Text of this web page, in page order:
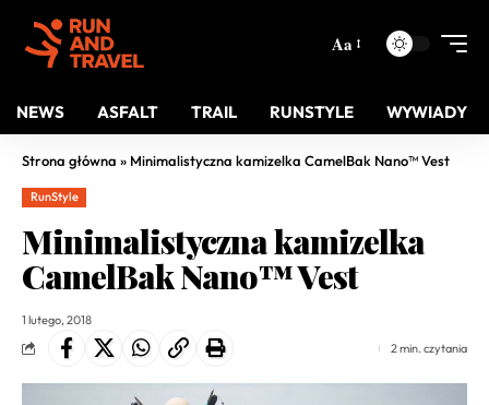
Aa
NEWS ASFALT TRAIL RUNSTYLE WYWIADY
Strona główna » Minimalistyczna kamizelka CamelBak Nano™ Vest
RunStyle
Minimalistyczna kamizelka
CamelBak Nano™ Vest
1 lutego, 2018
2 min. czytania